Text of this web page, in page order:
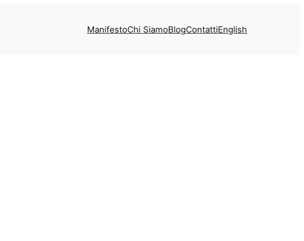
ManifestoChi SiamoBlogContattiEnglish